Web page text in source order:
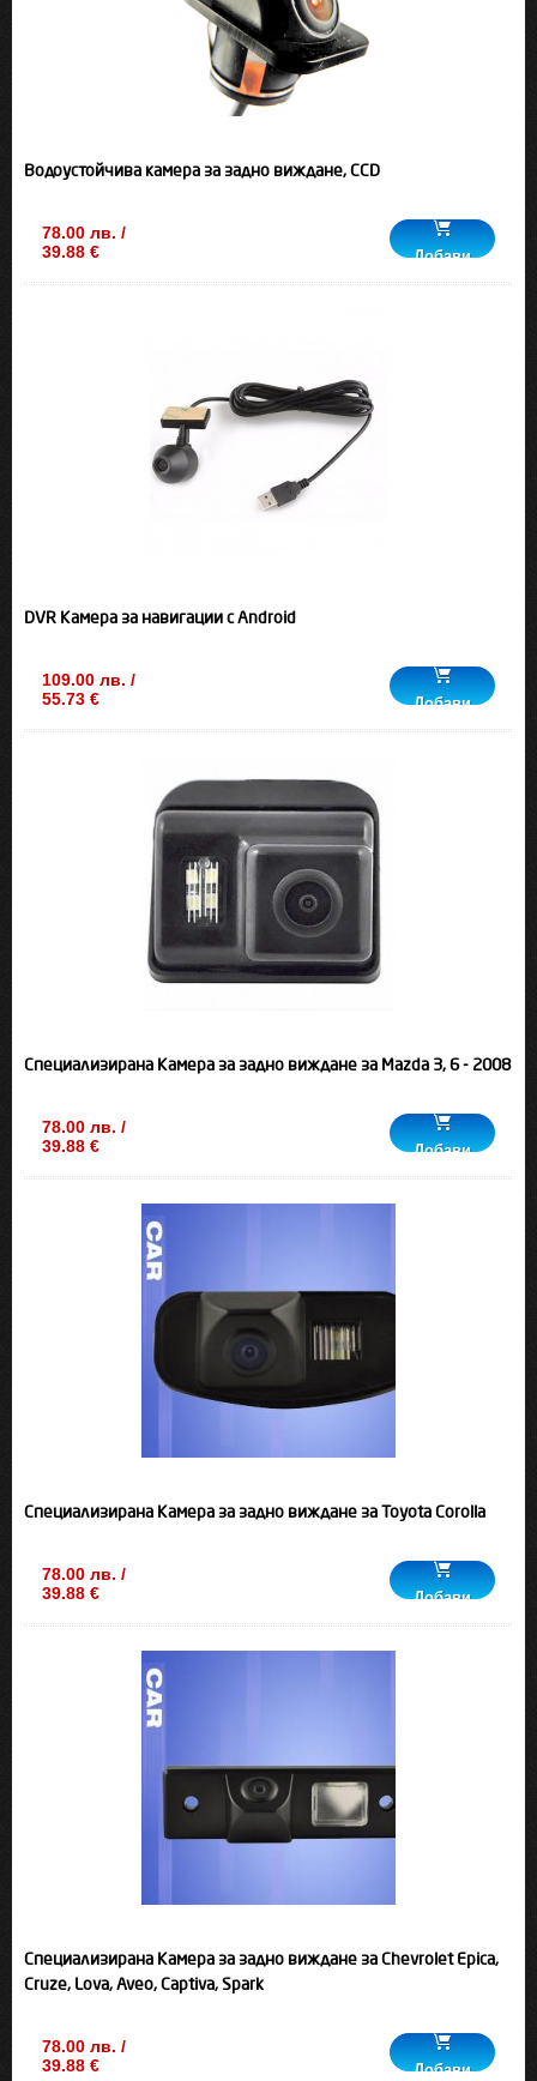
Водоустойчива камера за задно виждане, CCD
78.00 лв. /
39.88 €
Добави
DVR Камера за навигации с Android
109.00 лв. /
55.73 €
Добави
Специализирана Камера за задно виждане за Mazda 3, 6 - 2008
78.00 лв. /
39.88 €
Добави
Специализирана Камера за задно виждане за Toyota Corolla
78.00 лв. /
39.88 €
Добави
Специализирана Камера за задно виждане за Chevrolet Epica,
Cruze, Lova, Aveo, Captiva, Spark
78.00 лв. /
39.88 €
Добави